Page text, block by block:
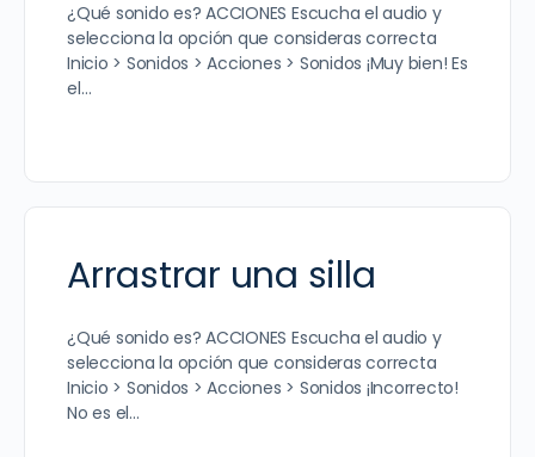
¿Qué sonido es? ACCIONES Escucha el audio y
selecciona la opción que consideras correcta
Inicio > Sonidos > Acciones > Sonidos ¡Muy bien! Es
el…
Arrastrar una silla
¿Qué sonido es? ACCIONES Escucha el audio y
selecciona la opción que consideras correcta
Inicio > Sonidos > Acciones > Sonidos ¡Incorrecto!
No es el…